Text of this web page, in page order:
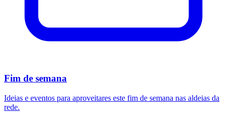
Fim de semana
Ideias e eventos para aproveitares este fim de semana nas aldeias da
rede.